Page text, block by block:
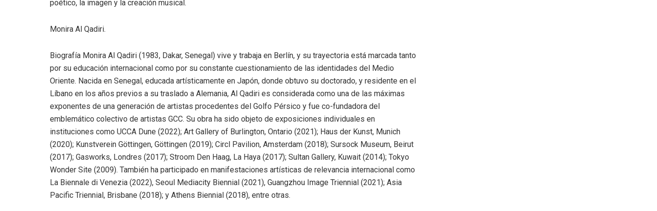
poético, la imagen y la creación musical.
Monira Al Qadiri.
Biografía Monira Al Qadiri (1983, Dakar, Senegal) vive y trabaja en Berlín, y su trayectoria está marcada tanto
por su educación internacional como por su constante cuestionamiento de las identidades del Medio
Oriente. Nacida en Senegal, educada artísticamente en Japón, donde obtuvo su doctorado, y residente en el
Líbano en los años previos a su traslado a Alemania, Al Qadiri es considerada como una de las máximas
exponentes de una generación de artistas procedentes del Golfo Pérsico y fue co-fundadora del
emblemático colectivo de artistas GCC. Su obra ha sido objeto de exposiciones individuales en
instituciones como UCCA Dune (2022); Art Gallery of Burlington, Ontario (2021); Haus der Kunst, Munich
(2020); Kunstverein Göttingen, Göttingen (2019); Circl Pavilion, Amsterdam (2018); Sursock Museum, Beirut
(2017); Gasworks, Londres (2017); Stroom Den Haag, La Haya (2017); Sultan Gallery, Kuwait (2014); Tokyo
Wonder Site (2009). También ha participado en manifestaciones artísticas de relevancia internacional como
La Biennale di Venezia (2022), Seoul Mediacity Biennial (2021), Guangzhou Image Triennial (2021); Asia
Pacific Triennial, Brisbane (2018); y Athens Biennial (2018), entre otras.